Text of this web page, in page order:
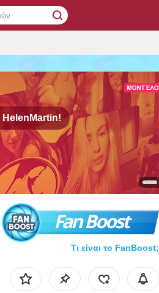
HelenMartin!
Fan Boost
Τι είναι το FanBoost;